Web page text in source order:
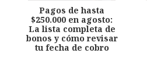
Pagos de hasta
$250.000 en agosto:
La lista completa de
bonos y cómo revisar
tu fecha de cobro